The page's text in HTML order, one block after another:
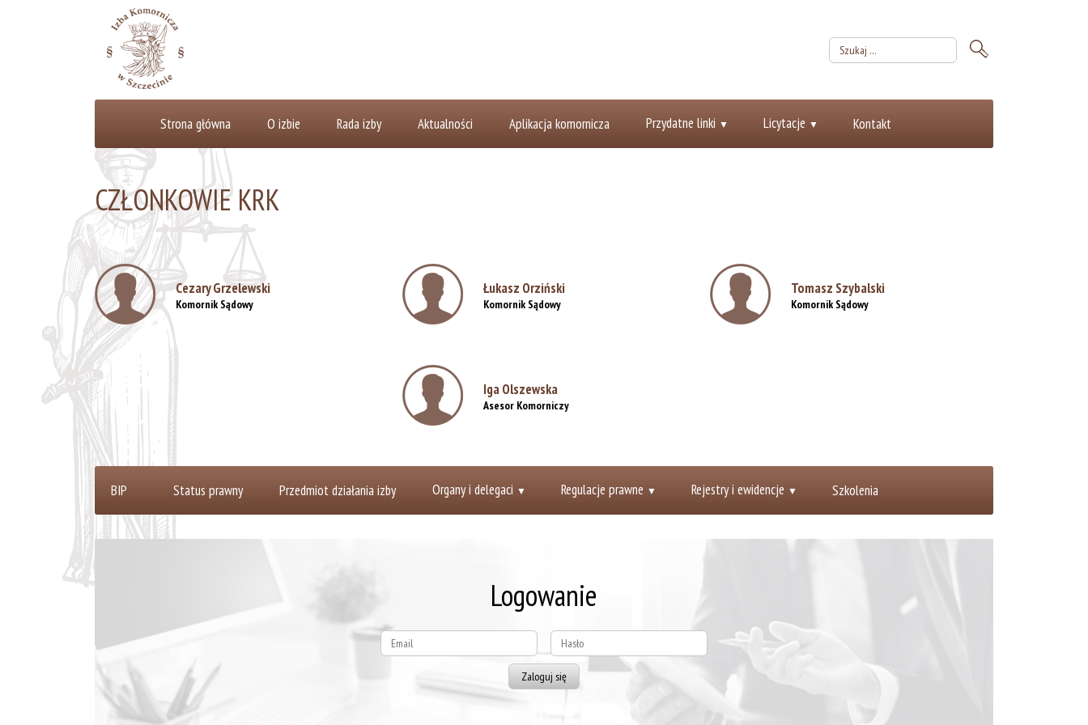
Strona główna O izbie Rada izby Aktualności Aplikacja komornicza Przydatne linki Licytacje Kontakt
CZŁONKOWIE KRK
Cezary Grzelewski
Komornik Sądowy
Łukasz Orziński
Komornik Sądowy
Tomasz Szybalski
Komornik Sądowy
Iga Olszewska
Asesor Komorniczy
Status prawny Przedmiot działania izby Organy i delegaci Regulacje prawne Rejestry i ewidencje Szkolenia
Logowanie